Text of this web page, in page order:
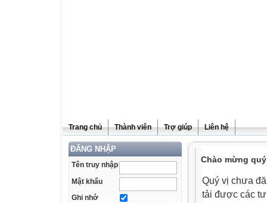
Trang chủ Thành viên Trợ giúp Liên hệ
ĐĂNG NHẬP
Tên truy nhập
Mật khẩu
Ghi nhớ
Chào mừng
Quý vị chưa
tải được các